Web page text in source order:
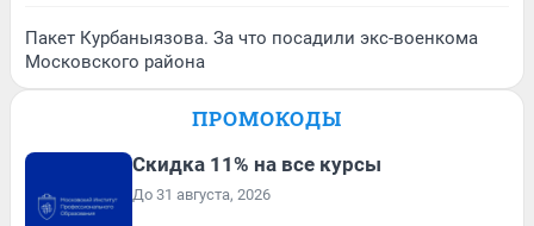
Пакет Курбаныязова. За что посадили экс-военкома
Московского района
ПРОМОКОДЫ
Скидка 11% на все курсы
До 31 августа, 2026